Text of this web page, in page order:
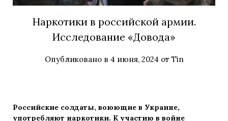
Наркотики в российской армии.
Исследование «Довода»
Опубликовано в 4 июня, 2024 от Tin
Российские солдаты, воюющие в Украине,
употребляют наркотики. К участию в войне